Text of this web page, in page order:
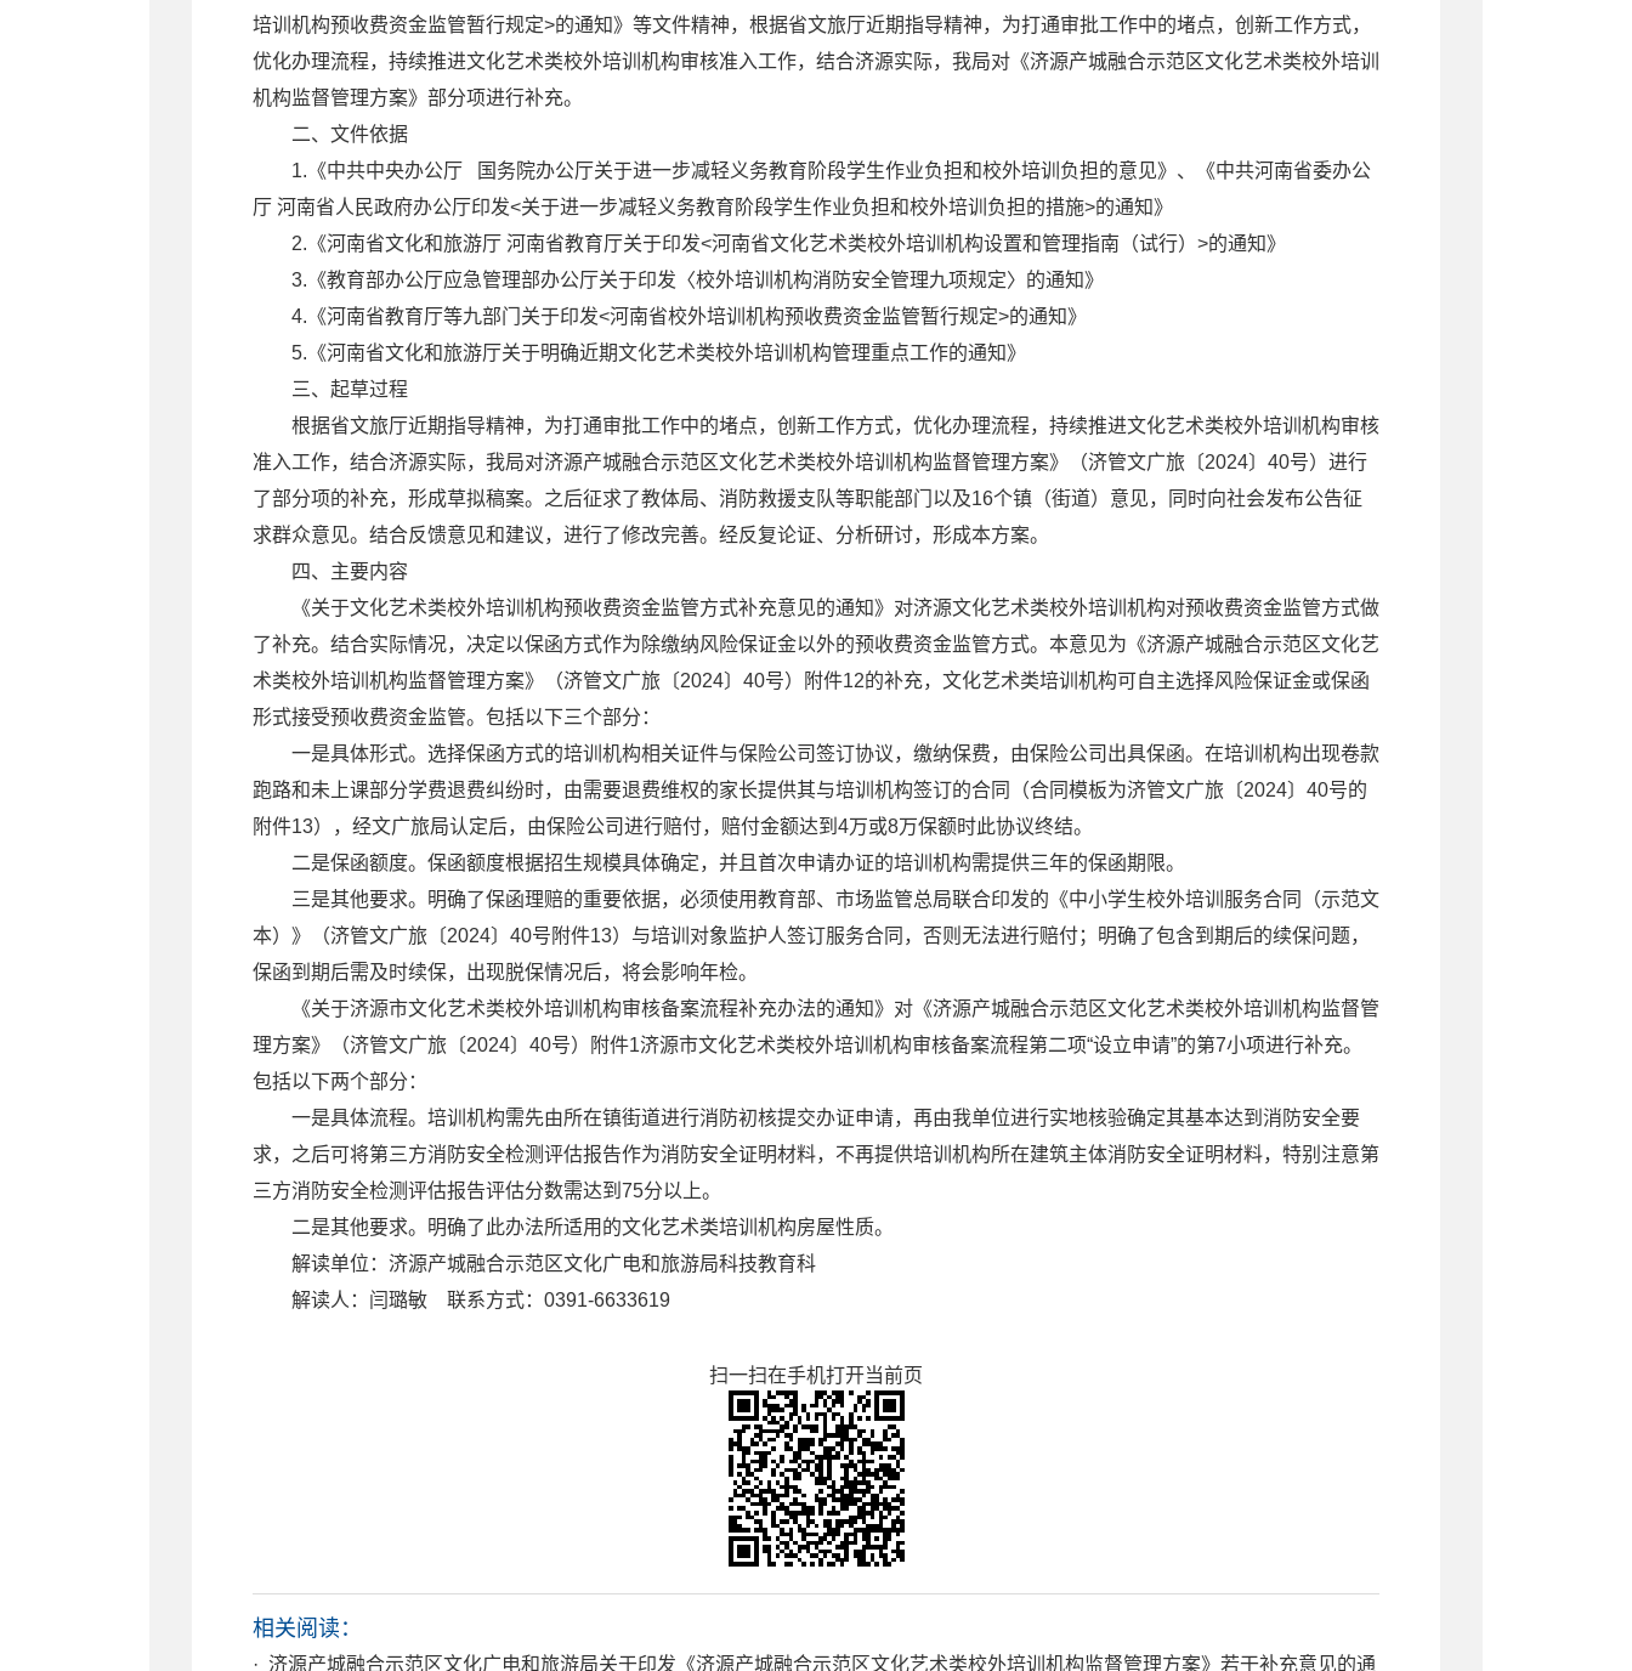
培训机构预收费资金监管暂行规定>的通知》等文件精神， 根据省文旅厅近期指导精神，为打通审批工作中的堵点，创新工作方式，
优化办理流程，持续推进文化艺术类校外培训机构审核准入工作，结合济源实际，我局对《济源产城融合示范区文化艺术类校外培训
机构监督管理方案》部分项进行补充。
二、文件依据
1.《中共中央办公厅 国务院办公厅关于进一步减轻义务教育阶段学生作业负担和校外培训负担的意见》、《中共河南省委办公
厅 河南省人民政府办公厅印发<关于进一步减轻义务教育阶段学生作业负担和校外培训负担的措施>的通知》
2.《河南省文化和旅游厅 河南省教育厅关于印发<河南省文化艺术类校外培训机构设置和管理指南（试行） >的通知》
3.《教育部办公厅应急管理部办公厅关于印发〈校外培训机构消防安全管理九项规定〉的通知》
4.《河南省教育厅等九部门关于印发<河南省校外培训机构预收费资金监管暂行规定>的通知》
5.《河南省文化和旅游厅关于明确近期文化艺术类校外培训机构管理重点工作的通知》
三、起草过程
根据省文旅厅近期指导精神，为打通审批工作中的堵点，创新工作方式，优化办理流程，持续推进文化艺术类校外培训机构审核
准入工作，结合济源实际，我局对济源产城融合示范区文化艺术类校外培训机构监督管理方案》（济管文广旅〔2024〕40号）进行
了部分项的补充，形成草拟稿案。之后征求了教体局、消防救援支队等职能部门以及16个镇（街道）意见，同时向社会发布公告征
求群众意见。结合反馈意见和建议，进行了修改完善。经反复论证、分析研讨，形成本方案。
四、主要内容
《关于文化艺术类校外培训机构预收费资金监管方式补充意见的通知》对济源文化艺术类校外培训机构对预收费资金监管方式做
了补充。 结合实际情况，决定以保函方式作为除缴纳风险保证金以外的预收费资金监管方式。本意见为《济源产城融合示范区文化艺
术类校外培训机构监督管理方案》（济管文广旅〔2024〕40号）附件12的补充，文化艺术类培训机构可自主选择风险保证金或保函
形式接受预收费资金监管。包括以下三个部分：
一是具体形式。选择保函方式的培训机构相关证件与保险公司签订协议，缴纳保费，由保险公司出具保函。在培训机构出现卷款
跑路和未上课部分学费退费纠纷时，由需要退费维权的家长提供其与培训机构签订的合同（合同模板为济管文广旅〔2024〕40号的
附件13），经文广旅局认定后，由保险公司进行赔付，赔付金额达到4万或8万保额时此协议终结。
二是保函额度。保函额度根据招生规模具体确定，并且首次申请办证的培训机构需提供三年的保函期限。
三是其他要求。明确了保函理赔的重要依据，必须使用教育部、市场监管总局联合印发的《中小学生校外培训服务合同（示范文
本）》（济管文广旅〔2024〕40号附件13）与培训对象监护人签订服务合同，否则无法进行赔付；明确了包含到期后的续保问题，
保函到期后需及时续保，出现脱保情况后，将会影响年检。
《关于济源市文化艺术类校外培训机构审核备案流程补充办法的通知》 对《济源产城融合示范区文化艺术类校外培训机构监督管
理方案》（济管文广旅〔2024〕40号）附件1济源市文化艺术类校外培训机构审核备案流程第二项“设立申请”的第7小项进行补充。
包括以下两个部分：
一是具体流程。培训机构需先由所在镇街道进行消防初核提交办证申请，再由我单位进行实地核验确定其基本达到消防安全要
求，之后可将第三方消防安全检测评估报告作为消防安全证明材料，不再提供培训机构所在建筑主体消防安全证明材料，特别注意第
三方消防安全检测评估报告评估分数需达到 75分以上。
二是其他要求。明确了此办法所适用的文化艺术类培训机构房屋性质。
解读单位：济源产城融合示范区文化广电和旅游局科技教育科
解读人：闫璐敏 联系方式：0391-6633619
扫一扫在手机打开当前页
相关阅读：
· 济源产城融合示范区文化广电和旅游局关于印发《济源产城融合示范区文化艺术类校外培训机构监督管理方案》若干补充意见的通